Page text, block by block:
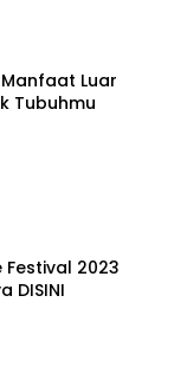
Tubuhmu
2023
DISINI